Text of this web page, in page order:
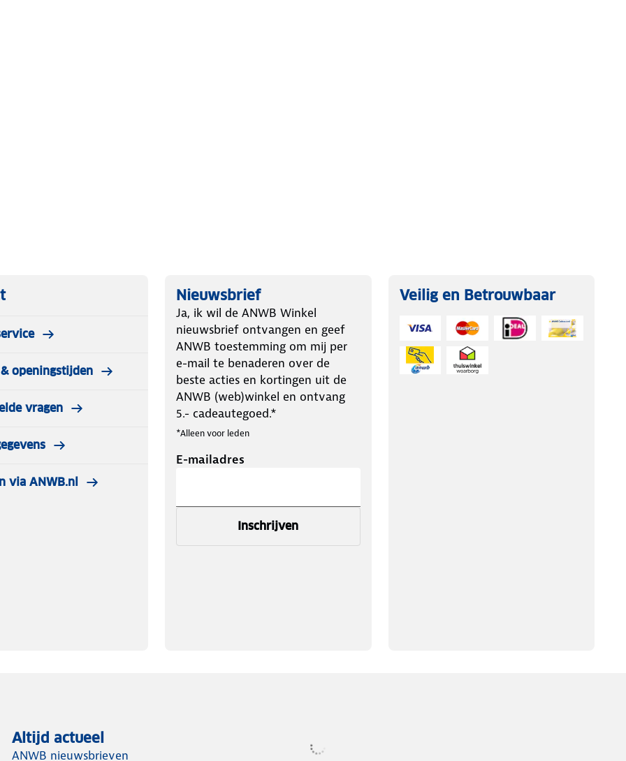
schuiven
openingstijden
vragen
via ANWB.nl
Nieuwsbrief
Ja, ik wil de ANWB Winkel
nieuwsbrief ontvangen en geef
ANWB toestemming om mij per
e-mail te benaderen over de
beste acties en kortingen uit de
ANWB (web)winkel en ontvang
5.- cadeautegoed.*
*Alleen voor leden
E-mailadres
Inschrijven
Veilig en Betrouwbaar
Altijd actueel
ANWB nieuwsbrieven